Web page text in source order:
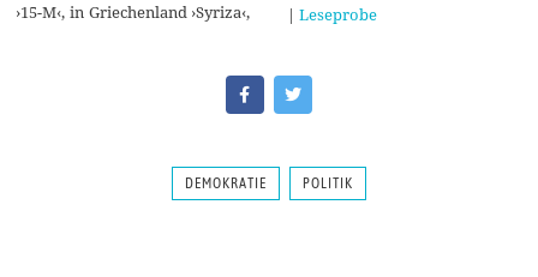
›15-M‹, in Griechenland ›Syriza‹, | Leseprobe
DEMOKRATIE POLITIK